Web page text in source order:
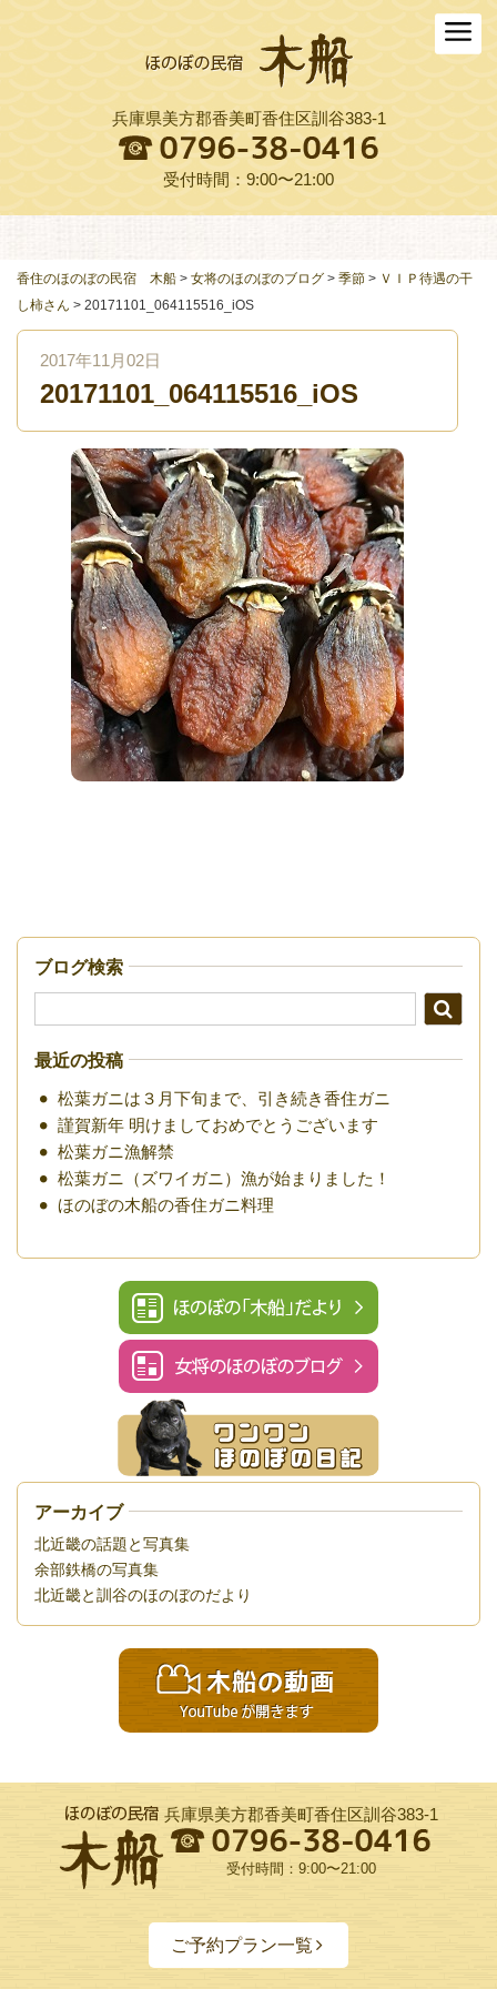
兵庫県美方郡香美町香住区訓谷383-1
受付時間：9:00〜21:00
交通アクセス
よくある質問
お役立ちリンク集
ご予約プラン一覧
香住のほのぼの民宿 木船 > 女将のほのぼのブログ > 季節 > ＶＩＰ待遇の干
し柿さん > 20171101_064115516_iOS
2017年11月02日
20171101_064115516_iOS
ブログ検索
最近の投稿
松葉ガニは３月下旬まで、引き続き香住ガニ
謹賀新年 明けましておめでとうございます
松葉ガニ漁解禁
松葉ガニ（ズワイガニ）漁が始まりました！
ほのぼの木船の香住ガニ料理
アーカイブ
北近畿の話題と写真集
余部鉄橋の写真集
北近畿と訓谷のほのぼのだより
兵庫県美方郡香美町香住区訓谷383-1
受付時間：9:00〜21:00
ご予約プラン一覧